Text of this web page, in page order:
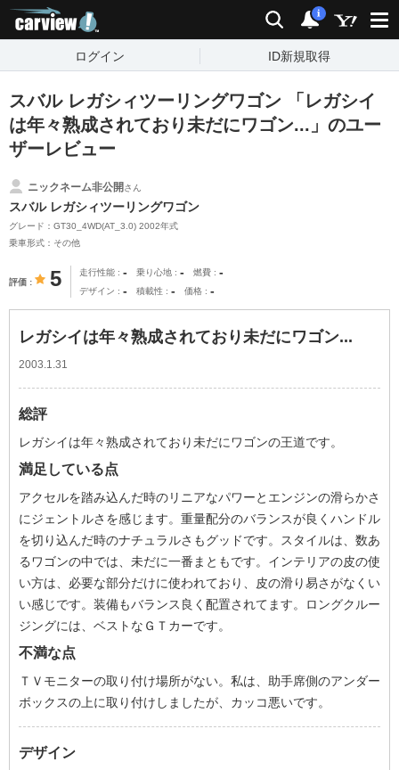
検索 通知
i
ログイン ID新規取得
スバル レガシィツーリングワゴン 「レガシイ
は年々熟成されており未だにワゴン...」のユー
ザーレビュー
ニックネーム非公開さん
スバル レガシィツーリングワゴン
グレード：GT30_4WD(AT_3.0) 2002年式
乗車形式：その他
評価 5 走行性能 - 乗り心地 - 燃費 -
デザイン - 積載性 - 価格 -
レガシイは年々熟成されており未だにワゴン...
2003.1.31
総評
レガシイは年々熟成されており未だにワゴンの王道です。
満足している点
アクセルを踏み込んだ時のリニアなパワーとエンジンの滑らかさ
にジェントルさを感じます。重量配分のバランスが良くハンドル
を切り込んだ時のナチュラルさもグッドです。スタイルは、数あ
るワゴンの中では、未だに一番まともです。インテリアの皮の使
い方は、必要な部分だけに使われており、皮の滑り易さがなくい
い感じです。装備もバランス良く配置されてます。ロングクルー
ジングには、ベストなＧＴカーです。
不満な点
ＴＶモニターの取り付け場所がない。私は、助手席側のアンダー
ボックスの上に取り付けしましたが、カッコ悪いです。
デザイン